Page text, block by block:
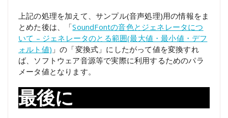
上記の処理を加えて、サンプル(音声処理)用の情報をま
とめた後は、「SoundFontの音色とジェネレータにつ
いて – ジェネレータのとる範囲(最大値・最小値・デフ
ォルト値) 」の「変換式」にしたがって値を変換すれ
ば、ソフトウェア音源等で実際に利用するためのパラ
メータ値となります。
最後に